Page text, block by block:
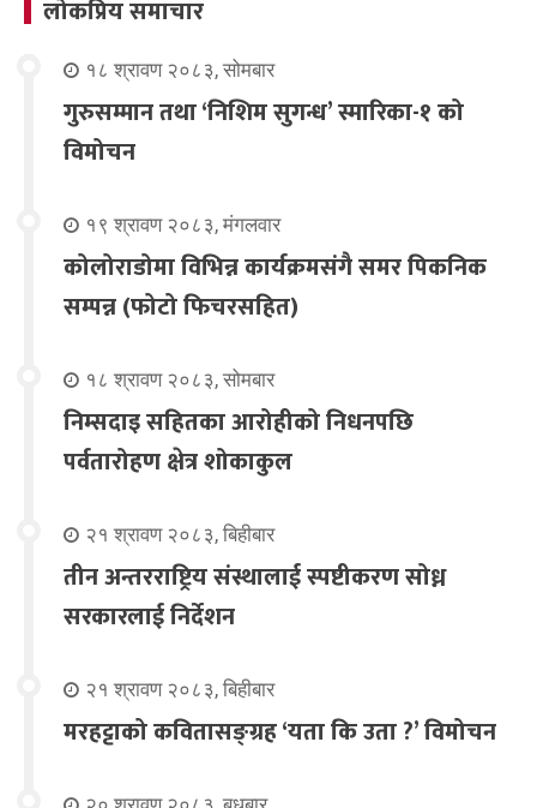
लोकप्रिय समाचार
१८ श्रावण २०८३, सोमबार
गुरुसम्मान तथा ‘निशिम सुगन्ध’ स्मारिका-१ को
विमोचन
१९ श्रावण २०८३, मंगलवार
कोलोराडोमा विभिन्न कार्यक्रमसंगै समर पिकनिक
सम्पन्न (फोटो फिचरसहित)
१८ श्रावण २०८३, सोमबार
निम्सदाइ सहितका आरोहीको निधनपछि
पर्वतारोहण क्षेत्र शोकाकुल
२१ श्रावण २०८३, बिहीबार
तीन अन्तरराष्ट्रिय संस्थालाई स्पष्टीकरण सोध्न
सरकारलाई निर्देशन
२१ श्रावण २०८३, बिहीबार
मरहट्टाको कवितासङ्ग्रह ‘यता कि उता ?’ विमोचन